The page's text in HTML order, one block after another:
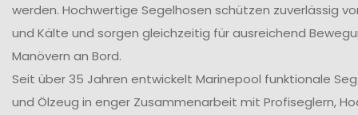
werden. Hochwertige Segelhosen schützen zuverlässig
und Kälte und sorgen gleichzeitig für ausreichend
Manövern an Bord.
Seit über 35 Jahren entwickelt Marinepool funktionale
und Ölzeug in enger Zusammenarbeit mit Profiseglern,